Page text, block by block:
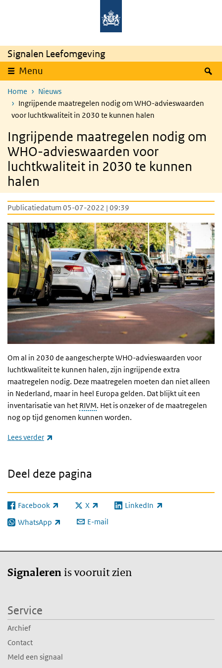
Overslaan en naar de inhoud gaan
Signalen Leefomgeving
Menu
Home
Nieuws
Ingrijpende maatregelen nodig om WHO-advieswaarden
voor luchtkwaliteit in 2030 te kunnen halen
Ingrijpende maatregelen nodig om
WHO-advieswaarden voor
luchtkwaliteit in 2030 te kunnen
halen
Publicatiedatum 05-07-2022 | 09:39
Om al in 2030 de aangescherpte WHO-advieswaarden voor
luchtkwaliteit te kunnen halen, zijn ingrijpende extra
maatregelen nodig. Deze maatregelen moeten dan niet alleen
in Nederland, maar in heel Europa gelden. Dat blijkt uit een
inventarisatie van het RIVM. Het is onzeker of de maatregelen
nog op tijd genomen kunnen worden.
Lees verder
Deel deze pagina
Facebook
(externe link) X
(externe link) LinkedIn
(externe link)
WhatsApp
(externe link) E-mail
Signalerenis vooruit zien
Service
Archief
Contact
Meld een signaal